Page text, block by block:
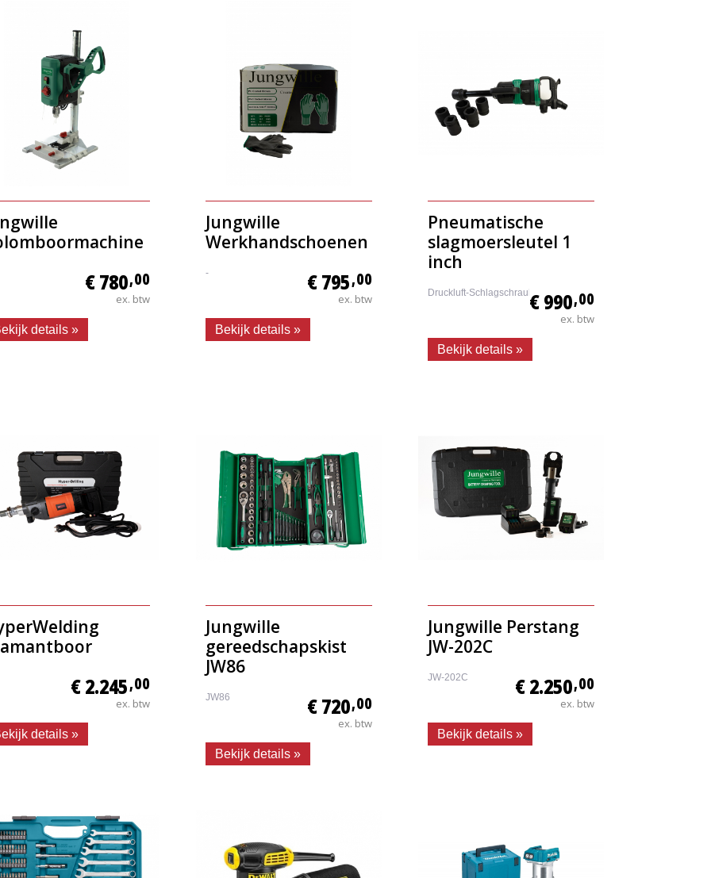
€ 780,00
ex. btw
details »
Jungwille
Werkhandschoenen
- € 795,00
ex. btw
Bekijk details »
Pneumatische
slagmoersleutel 1
inch
Druckluft-Schlagschrauber 1”€ 990,00
ex. btw
Bekijk details »
€ 2.245,00
ex. btw
details »
Jungwille
gereedschapskist
JW86
JW86 € 720,00
ex. btw
Bekijk details »
Jungwille Perstang
JW-202C
JW-202C € 2.250,00
ex. btw
Bekijk details »